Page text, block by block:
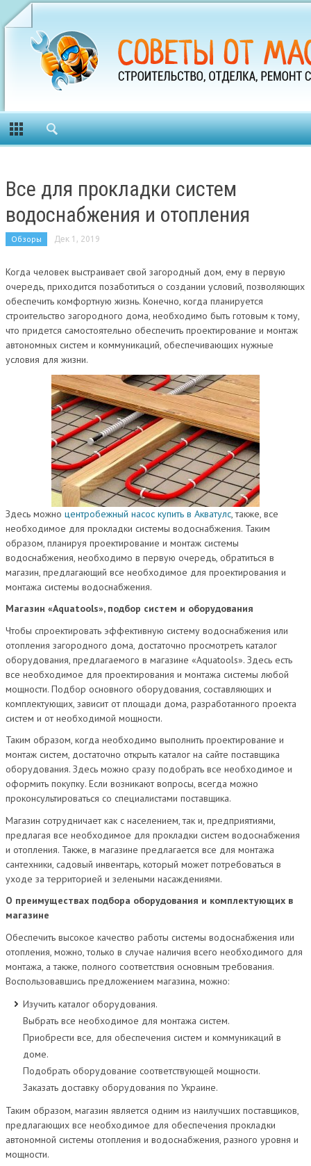
Все для прокладки систем
водоснабжения и отопления
Обзоры Дек 1, 2019
Когда человек выстраивает свой загородный дом, ему в первую
очередь, приходится позаботиться о создании условий, позволяющих
обеспечить комфортную жизнь. Конечно, когда планируется
строительство загородного дома, необходимо быть готовым к тому,
что придется самостоятельно обеспечить проектирование и монтаж
автономных систем и коммуникаций, обеспечивающих нужные
условия для жизни.
Здесь можно центробежный насос купить в Акватулс , также, все
необходимое для прокладки системы водоснабжения. Таким
образом, планируя проектирование и монтаж системы
водоснабжения, необходимо в первую очередь, обратиться в
магазин, предлагающий все необходимое для проектирования и
монтажа системы водоснабжения.
Магазин «Aquatools», подбор систем и оборудования
Чтобы спроектировать эффективную систему водоснабжения или
отопления загородного дома, достаточно просмотреть каталог
оборудования, предлагаемого в магазине «Aquatools». Здесь есть
все необходимое для проектирования и монтажа системы любой
мощности. Подбор основного оборудования, составляющих и
комплектующих, зависит от площади дома, разработанного проекта
систем и от необходимой мощности.
Таким образом, когда необходимо выполнить проектирование и
монтаж систем, достаточно открыть каталог на сайте поставщика
оборудования. Здесь можно сразу подобрать все необходимое и
оформить покупку. Если возникают вопросы, всегда можно
проконсультироваться со специалистами поставщика.
Магазин сотрудничает как с населением, так и, предприятиями,
предлагая все необходимое для прокладки систем водоснабжения
и отопления. Также, в магазине предлагается все для монтажа
сантехники, садовый инвентарь, который может потребоваться в
уходе за территорией и зелеными насаждениями.
О преимуществах подбора оборудования и комплектующих в
магазине
Обеспечить высокое качество работы системы водоснабжения или
отопления, можно, только в случае наличия всего необходимого для
монтажа, а также, полного соответствия основным требования.
Воспользовавшись предложением магазина, можно:
Изучить каталог оборудования.
Выбрать все необходимое для монтажа систем.
Приобрести все, для обеспечения систем и коммуникаций в
доме.
Подобрать оборудование соответствующей мощности.
Заказать доставку оборудования по Украине.
Таким образом, магазин является одним из наилучших поставщиков,
предлагающих все необходимое для обеспечения прокладки
автономной системы отопления и водоснабжения, разного уровня и
мощности.